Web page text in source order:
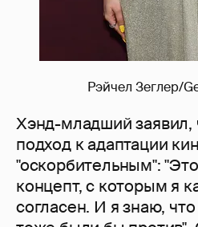
Рэйчел Зеглер/
Хэнд-младший заявил,
подход к адаптации
"оскорбительным":
концепт, с которым я
согласен. И я знаю,